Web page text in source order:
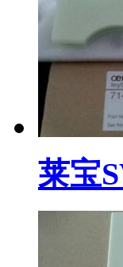
莱宝